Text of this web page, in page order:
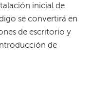
inicial de
se convertirá en
de escritorio y
de